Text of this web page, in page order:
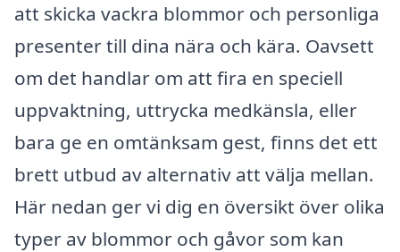
att skicka vackra blommor och personliga
presenter till dina nära och kära. Oavsett
om det handlar om att fira en speciell
uppvaktning, uttrycka medkänsla, eller
bara ge en omtänksam gest, finns det ett
brett utbud av alternativ att välja mellan.
Här nedan ger vi dig en översikt över olika
typer av blommor och gåvor som kan